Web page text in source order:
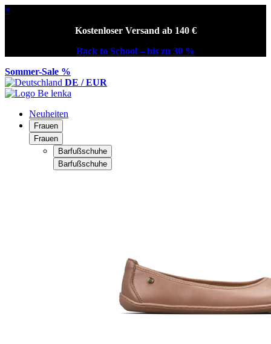
×
Kostenloser Versand ab 140 €
Back to School – bis zu 30 %
Sommer-Sale %
DE / EUR
Neuheiten
Frauen
Frauen
Barfußschuhe
Barfußschuhe